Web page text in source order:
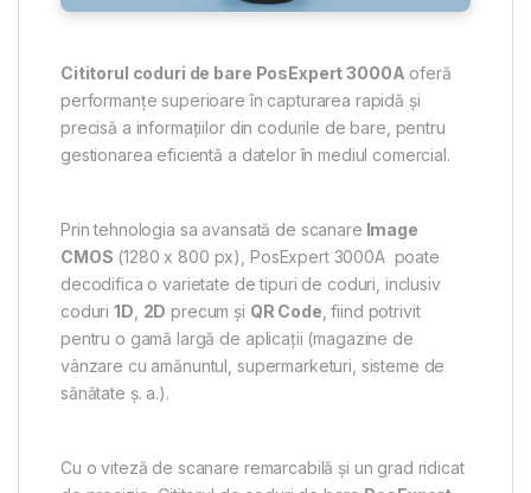
Cititorul coduri de bare PosExpert 3000A oferă
performanțe superioare în capturarea rapidă și
precisă a informațiilor din codurile de bare, pentru
gestionarea eficientă a datelor în mediul comercial.
Prin tehnologia sa avansată de scanare Image
CMOS (1280 x 800 px), PosExpert 3000A poate
decodifica o varietate de tipuri de coduri, inclusiv
coduri1D 2D precum și QR Code , fiind potrivit
pentru o gamă largă de aplicații (magazine de
vânzare cu amănuntul, supermarketuri, sisteme de
sănătate ș. a.).
Cu o viteză de scanare remarcabilă și un grad ridicat